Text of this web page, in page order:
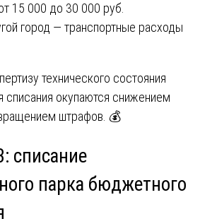
15 000 до 30 000 руб.
город — транспортные расходы
технического состояния
списания окупаются снижением
штрафов. 💰
списание
парка бюджетного